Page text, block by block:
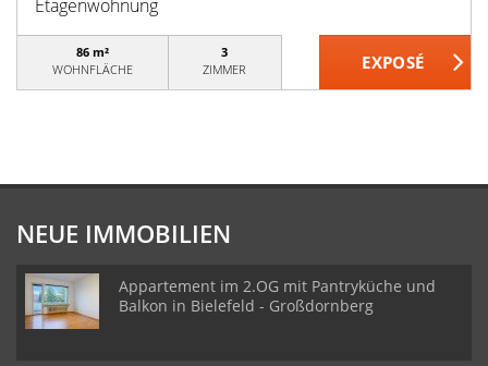
Etagenwohnung
86 m²
WOHNFLÄCHE
3
ZIMMER
NEUE IMMOBILIEN
Appartement im 2.OG mit Pantryküche und
Balkon in Bielefeld - Großdornberg